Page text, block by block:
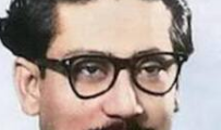
ரஹ்மான்